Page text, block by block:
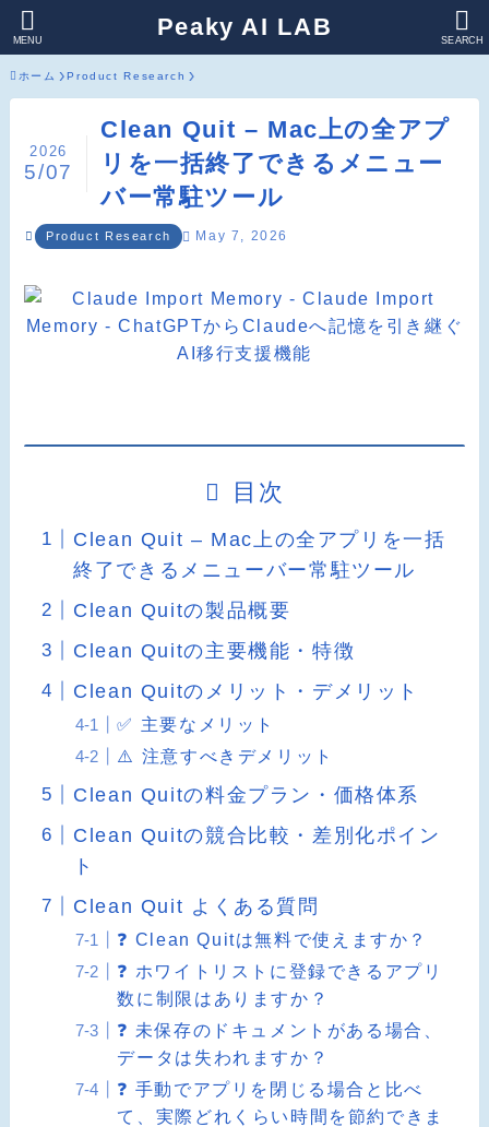
Peaky AI LAB SEARCH
MENU
ホーム Product Research
Clean Quit – Mac上の全アプ
リを一括終了できるメニュー
バー常駐ツール
2026
5/07
Product Research May 7, 2026
目次
Clean Quit – Mac上の全アプリを一括
終了できるメニューバー常駐ツール
Clean Quitの製品概要
Clean Quitの主要機能・特徴
Clean Quitのメリット・デメリット
✅ 主要なメリット
⚠️ 注意すべきデメリット
Clean Quitの料金プラン・価格体系
Clean Quitの競合比較・差別化ポイン
ト
Clean Quit よくある質問
❓ Clean Quitは無料で使えますか？
❓ ホワイトリストに登録できるアプリ
数に制限はありますか？
❓ 未保存のドキュメントがある場合、
データは失われますか？
❓ 手動でアプリを閉じる場合と比べ
て、実際どれくらい時間を節約できま